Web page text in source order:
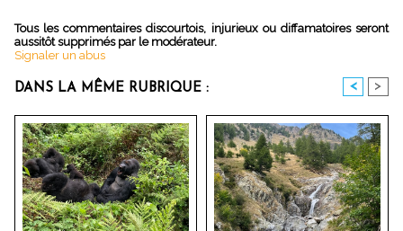
Tous les commentaires discourtois, injurieux ou diffamatoires seront
aussitôt supprimés par le modérateur.
Signaler un abus
DANS LA MÊME RUBRIQUE : < >